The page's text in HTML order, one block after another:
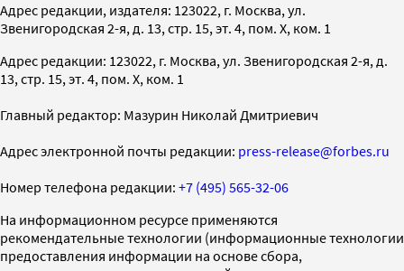
Адрес редакции, издателя: 123022, г. Москва, ул.
Звенигородская 2-я, д. 13, стр. 15, эт. 4, пом. X, ком. 1
Адрес редакции: 123022, г. Москва, ул. Звенигородская 2-я, д.
13, стр. 15, эт. 4, пом. X, ком. 1
Главный редактор: Мазурин Николай Дмитриевич
Адрес электронной почты редакции: press-release@forbes.ru
Номер телефона редакции: +7 (495) 565-32-06
На информационном ресурсе применяются
рекомендательные технологии (информационные технологии
предоставления информации на основе сбора,